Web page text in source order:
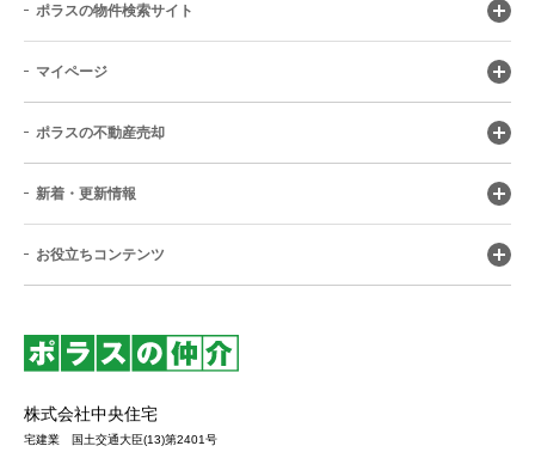
ポラスの物件検索サイト
マイページ
ポラスの不動産売却
新着・更新情報
お役立ちコンテンツ
株式会社中央住宅
宅建業 国土交通大臣(13)第2401号